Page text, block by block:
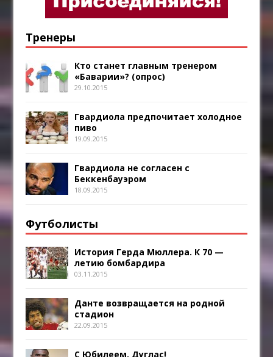
Тренеры
Кто станет главным тренером
«Баварии»? (опрос)
29.10.2015
Гвардиола предпочитает холодное
пиво
19.09.2015
Гвардиола не согласен с
Беккенбауэром
18.09.2015
Футболисты
История Герда Мюллера. К 70 —
летию бомбардира
03.11.2015
Данте возвращается на родной
стадион
22.09.2015
С Юбилеем, Дуглас!